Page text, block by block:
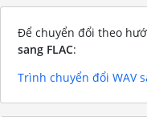
Để chuyển đổi theo
sang FLAC:
Trình chuyển đổi WAV